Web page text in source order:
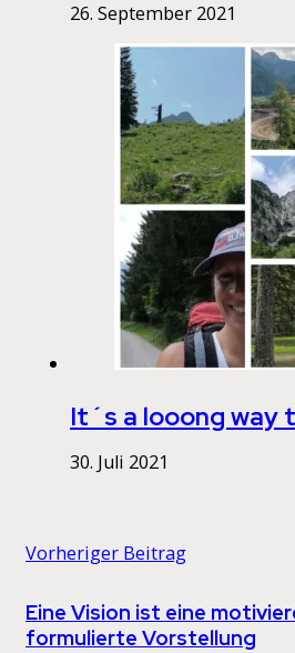
26. September 2021
It´s a looong way
30. Juli 2021
Vorheriger Beitrag
Eine Vision ist eine
formulierte Vorstellung